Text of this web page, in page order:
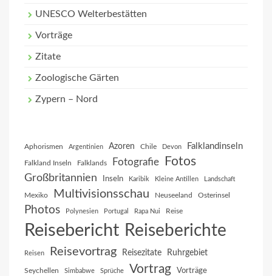
UNESCO Welterbestätten
Vorträge
Zitate
Zoologische Gärten
Zypern – Nord
Aphorismen Argentinien Azoren Chile Devon Falklandinseln
Falkland Inseln Falklands Fotografie Fotos
Großbritannien Inseln Karibik Kleine Antillen Landschaft
Mexiko Multivisionsschau Neuseeland Osterinsel
Photos Polynesien Portugal Rapa Nui Reise
Reisebericht Reiseberichte
Reisen Reisevortrag Reisezitate Ruhrgebiet
Seychellen Simbabwe Sprüche Vortrag Vorträge